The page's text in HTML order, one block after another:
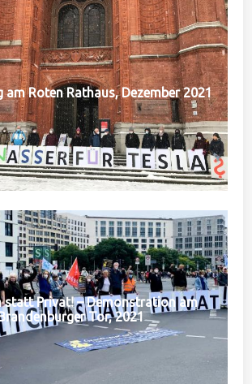
am Roten Rathaus, Dezember 2021
statt Privat! – Demonstration am
Tor, 2021